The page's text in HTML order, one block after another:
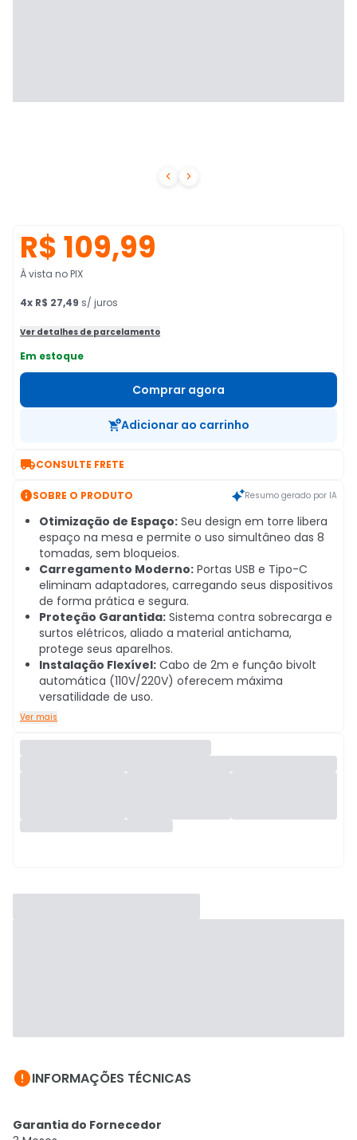
 
R$ 109,99
À vista no PIX
4x R$ 27,49 s/ juros
Ver detalhes de parcelamento
Em estoque
Comprar agora
Adicionar ao carrinho
CONSULTE FRETE
SOBRE O PRODUTO Resumo gerado por IA
Otimização de Espaço: Seu design em torre libera
espaço na mesa e permite o uso simultâneo das 8
tomadas, sem bloqueios.
Carregamento Moderno: Portas USB e Tipo-C
eliminam adaptadores, carregando seus dispositivos
de forma prática e segura.
Proteção Garantida: Sistema contra sobrecarga e
surtos elétricos, aliado a material antichama,
protege seus aparelhos.
Instalação Flexível: Cabo de 2m e função bivolt
automática (110V/220V) oferecem máxima
versatilidade de uso.
Ver mais
INFORMAÇÕES TÉCNICAS
Garantia do Fornecedor